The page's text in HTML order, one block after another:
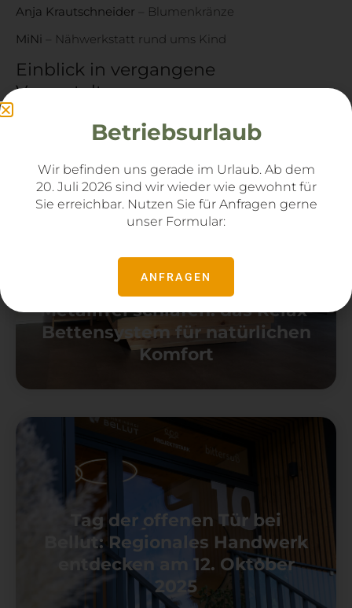
Anja Krautschneider – Blumenkränze
MiNi – Nähwerkstatt rund ums Kind
Einblick in vergangene
Veranstaltungen
Metallfrei schlafen: das Relax-
Bettensystem für natürlichen
Komfort
Tag der offenen Tür bei
Bellut: Regionales Handwerk
entdecken am 12. Oktober
2025
Betriebsurlaub
Wir befinden uns gerade im Urlaub. Ab dem
20. Juli 2026 sind wir wieder wie gewohnt für
Sie erreichbar. Nutzen Sie für Anfragen gerne
unser Formular:
ANFRAGEN